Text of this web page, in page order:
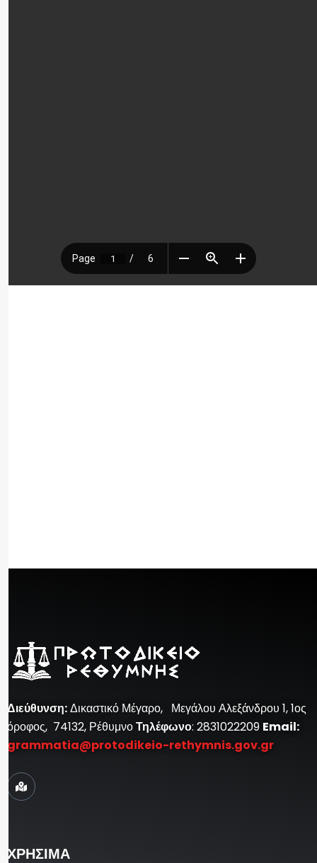
Διεύθυνση:Δικαστικό Μέγαρο, Μεγάλου Αλεξάνδρου 1, 1ος
όροφος, 74132, ΡέθυμνοΤηλέφωνο: 2831022209 Email:
grammatia@protodikeio-rethymnis.gov.gr
ΧΡΗΣΙΜΑ